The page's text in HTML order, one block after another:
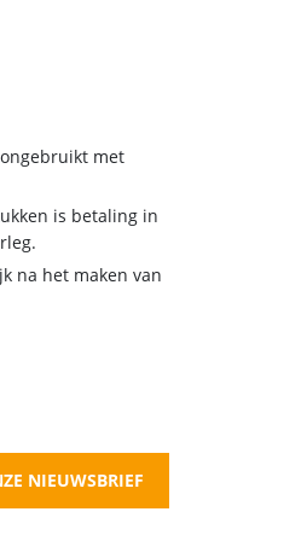
met
is betaling in
na het maken van
NIEUWSBRIEF